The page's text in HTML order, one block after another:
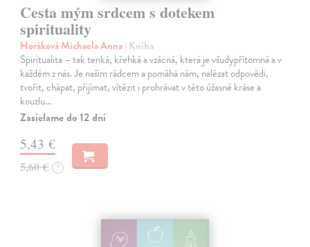
Cesta mým srdcem s dotekem
spirituality
Horáková Michaela Anna| Kniha
Spiritualita – tak tenká, křehká a vzácná, která je všudypřítomná a v
každém z nás. Je našim rádcem a pomáhá nám, nalézat odpovědi,
tvořit, chápat, přijímat, vítězit i prohrávat v této úžasné kráse a
kouzlu…
Zasielame do 12 dní
5,43 €
5,60 € ?